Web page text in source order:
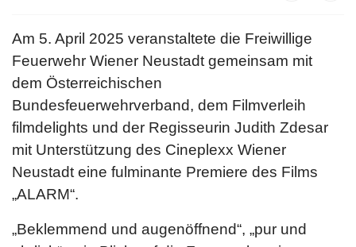
Am 5. April 2025 veranstaltete die Freiwillige
Feuerwehr Wiener Neustadt gemeinsam mit
dem Österreichischen
Bundesfeuerwehrverband, dem Filmverleih
filmdelights und der Regisseurin Judith Zdesar
mit Unterstützung des Cineplexx Wiener
Neustadt eine fulminante Premiere des Films
„ALARM“.
„Beklemmend und augenöffnend“, „pur und